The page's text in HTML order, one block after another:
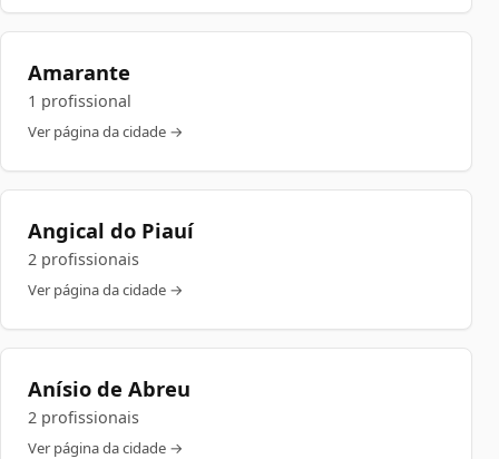
Amarante
1 profissional
Ver página da cidade →
Angical do Piauí
2 profissionais
Ver página da cidade →
Anísio de Abreu
2 profissionais
Ver página da cidade →